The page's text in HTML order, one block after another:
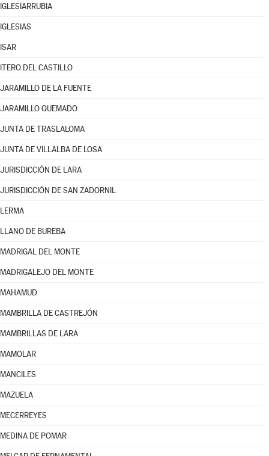
IGLESIARRUBIA
IGLESIAS
ISAR
ITERO DEL CASTILLO
JARAMILLO DE LA FUENTE
JARAMILLO QUEMADO
JUNTA DE TRASLALOMA
JUNTA DE VILLALBA DE LOSA
JURISDICCIÓN DE LARA
JURISDICCIÓN DE SAN ZADORNIL
LERMA
LLANO DE BUREBA
MADRIGAL DEL MONTE
MADRIGALEJO DEL MONTE
MAHAMUD
MAMBRILLA DE CASTREJÓN
MAMBRILLAS DE LARA
MAMOLAR
MANCILES
MAZUELA
MECERREYES
MEDINA DE POMAR